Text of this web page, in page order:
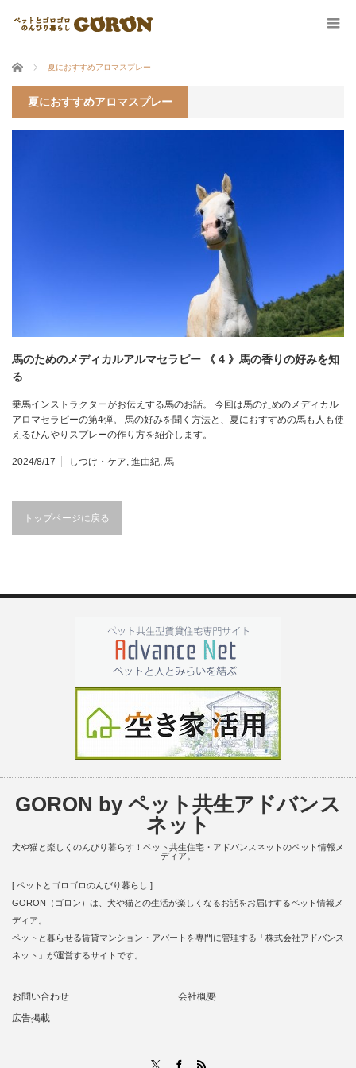
ホーム 夏におすすめアロマスプレー
夏におすすめアロマスプレー
馬のためのメディカルアルマセラピー 《 4 》馬の香りの好みを知
る
乗馬インストラクターがお伝えする馬のお話。 今回は馬のためのメディカル
アロマセラピーの第4弾。 馬の好みを聞く方法と、夏におすすめの馬も人も使
えるひんやりスプレーの作り方を紹介します。
2024/8/17 しつけ・ケア, 進由紀, 馬
トップページに戻る
GORON by ペット共生アドバンス
ネット
犬や猫と楽しくのんびり暮らす！ペット共生住宅・アドバンスネットのペット情報メ
ディア。
[ ペットとゴロゴロのんびり暮らし ]
GORON（ゴロン）は、犬や猫との生活が楽しくなるお話をお届けするペット情報メ
ディア。
ペットと暮らせる賃貸マンション・アパートを専門に管理する「株式会社アドバンス
ネット」が運営するサイトです。
お問い合わせ
会社概要
広告掲載
Facebook